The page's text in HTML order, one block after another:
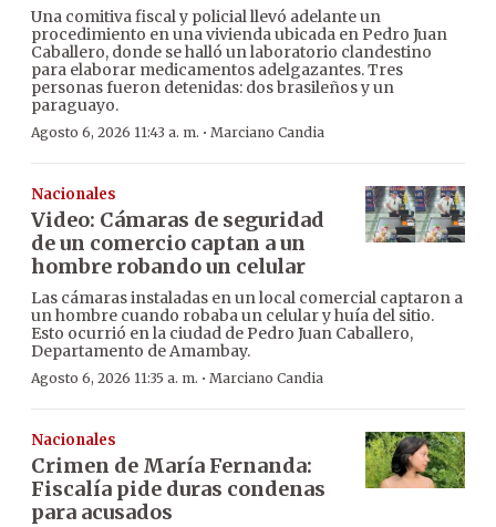
Una comitiva fiscal y policial llevó adelante un
procedimiento en una vivienda ubicada en Pedro Juan
Caballero, donde se halló un laboratorio clandestino
para elaborar medicamentos adelgazantes. Tres
personas fueron detenidas: dos brasileños y un
paraguayo.
Agosto 6, 2026 11:43 a. m. · Marciano Candia
Nacionales
Video: Cámaras de seguridad
de un comercio captan a un
hombre robando un celular
Las cámaras instaladas en un local comercial captaron a
un hombre cuando robaba un celular y huía del sitio.
Esto ocurrió en la ciudad de Pedro Juan Caballero,
Departamento de Amambay.
Agosto 6, 2026 11:35 a. m. · Marciano Candia
Nacionales
Crimen de María Fernanda:
Fiscalía pide duras condenas
para acusados